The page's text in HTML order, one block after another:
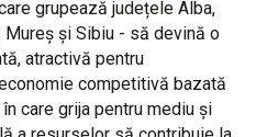
grupează județele Alba,
Mureș și Sibiu - să devină o
atractivă pentru
competitivă bazată
care grija pentru mediu și